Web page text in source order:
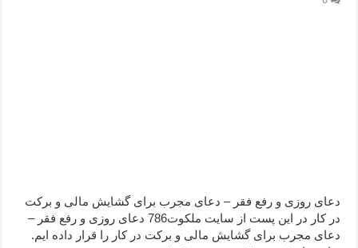
دعای روزی و رفع فقر – دعای مجرب برای گشایش مالی و برکت
در کار در این پست از سایت ملکوت786 دعای روزی و رفع فقر –
دعای مجرب برای گشایش مالی و برکت در کار را قرار داده ایم.